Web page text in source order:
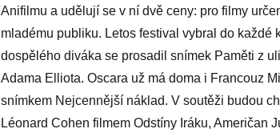
Anifilmu a udělují se v ní dvě ceny: pro filmy
mladému publiku. Letos festival vybral do každé
dospělého diváka se prosadil snímek Paměti z
Adama Elliota. Oscara už má doma i Francouz
snímkem Nejcennější náklad. V soutěži budou
Léonard Cohen filmem Odstíny Iráku, Američan